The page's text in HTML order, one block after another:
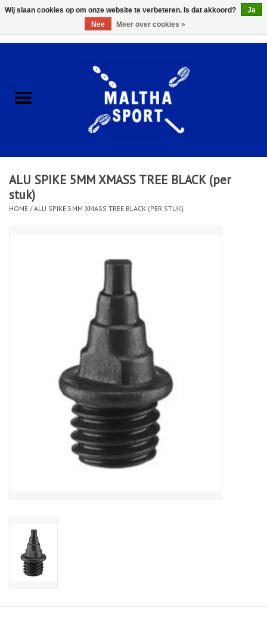
ACCESSOIRES/HARDWARE
KLEDING
CLUBSHOPS
ALU SPIKE 5MM XMASS TREE BLACK (per
stuk)
HOME /ALU SPIKE 5MM XMASS TREE BLACK (PER STUK)
Wij slaan cookies op om onze website te verbeteren. Is dat akkoord?
Ja
Nee
Meer over cookies »